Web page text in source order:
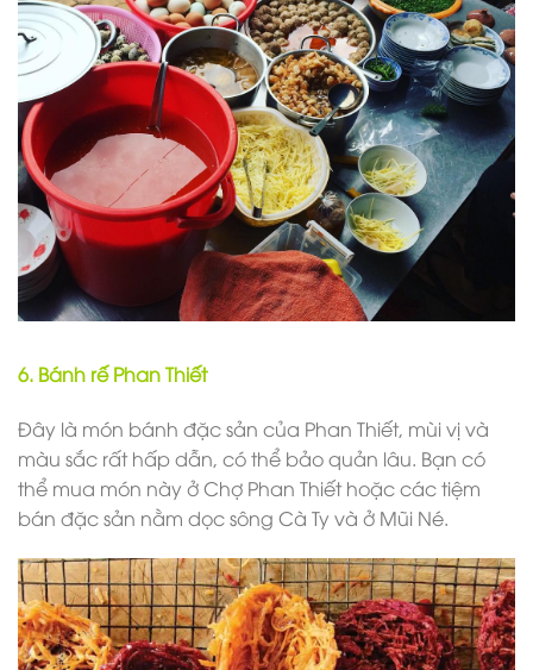
6. Bánh rế Phan Thiết
Đây là món bánh đặc sản của Phan Thiết, mùi vị và
màu sắc rất hấp dẫn, có thể bảo quản lâu. Bạn có
thể mua món này ở Chợ Phan Thiết hoặc các tiệm
bán đặc sản nằm dọc sông Cà Ty và ở Mũi Né.